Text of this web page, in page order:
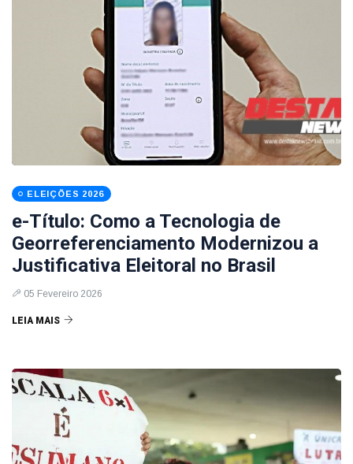
ELEIÇÕES 2026
e-Título: Como a Tecnologia de
Georreferenciamento Modernizou a
Justificativa Eleitoral no Brasil
05 Fevereiro 2026
LEIA MAIS